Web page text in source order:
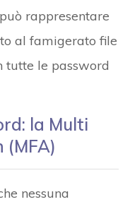
rappresentare
al famigerato file
tutte le password
la Multi
nessuna